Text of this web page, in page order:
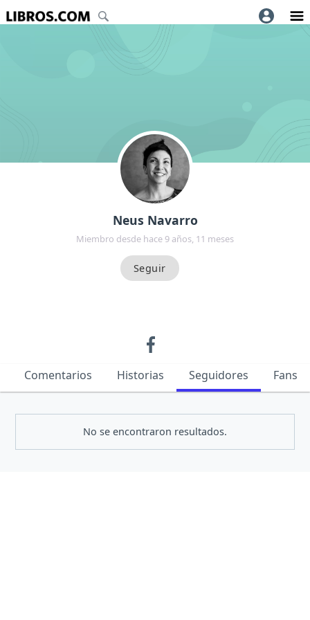
Neus Navarro
Miembro desde hace 9 años, 11 meses
Comentarios Historias Seguidores Fans
No se encontraron resultados.